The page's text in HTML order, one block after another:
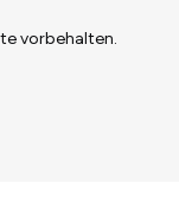
vorbehalten.